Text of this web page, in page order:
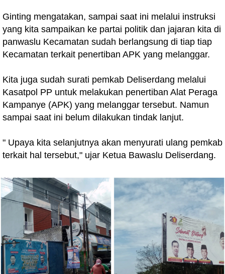
Ginting mengatakan, sampai saat ini melalui instruksi
yang kita sampaikan ke partai politik dan jajaran kita di
panwaslu Kecamatan sudah berlangsung di tiap tiap
Kecamatan terkait penertiban APK yang melanggar.
Kita juga sudah surati pemkab Deliserdang melalui
Kasatpol PP untuk melakukan penertiban Alat Peraga
Kampanye (APK) yang melanggar tersebut. Namun
sampai saat ini belum dilakukan tindak lanjut.
" Upaya kita selanjutnya akan menyurati ulang pemkab
terkait hal tersebut," ujar Ketua Bawaslu Deliserdang.